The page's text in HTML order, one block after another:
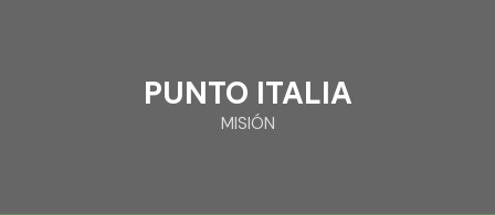
PUNTO ITALIA
MISIÓN